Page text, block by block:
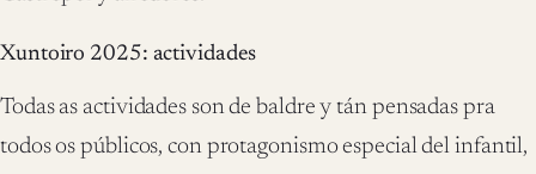
Xuntoiro 2025: actividades
Todas as actividades son de baldre y tán pensadas pra
todos os públicos, con protagonismo especial del infantil,